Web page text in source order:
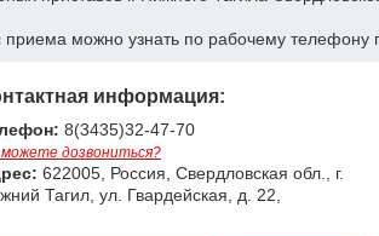
приема можно узнать по рабочему телефону
информация:
8(3435)32-47-70
дозвониться?
622005, Россия, Свердловская обл., г.
Тагил, ул. Гвардейская, д. 22,